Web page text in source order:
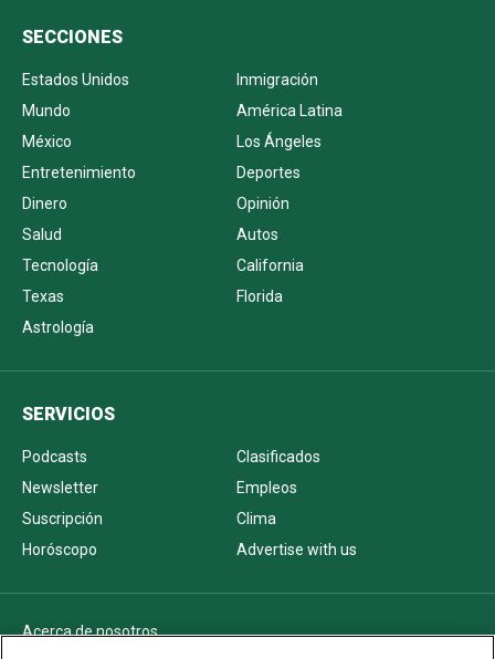
SECCIONES
Estados Unidos
Inmigración
Mundo
América Latina
México
Los Ángeles
Entretenimiento
Deportes
Dinero
Opinión
Salud
Autos
Tecnología
California
Texas
Florida
Astrología
SERVICIOS
Podcasts
Clasificados
Newsletter
Empleos
Suscripción
Clima
Horóscopo
Advertise with us
Acerca de nosotros